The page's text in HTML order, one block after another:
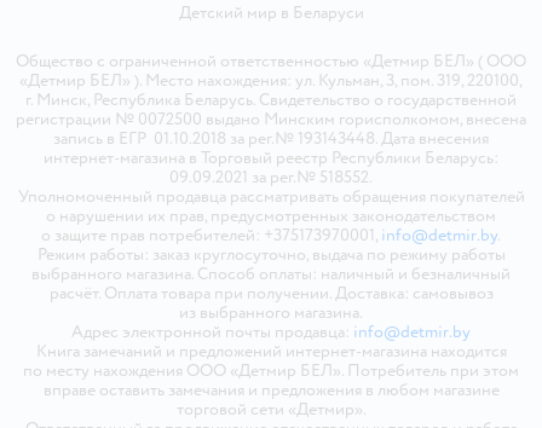
Детский мир в Беларуси
Общество с ограниченной ответственностью «Детмир БЕЛ» ( ООО
«Детмир БЕЛ» ). Место нахождения: ул. Кульман, 3, пом. 319, 220100,
г. Минск, Республика Беларусь. Свидетельство о государственной
регистрации № 0072500 выдано Минским горисполкомом, внесена
запись в ЕГР 01.10.2018 за рег.№ 193143448. Дата внесения
интернет-магазина в Торговый реестр Республики Беларусь:
09.09.2021 за рег.№ 518552.
Уполномоченный продавца рассматривать обращения покупателей
о нарушении их прав, предусмотренных законодательством
о защите прав потребителей: +375173970001, info@detmir.by.
Режим работы: заказ круглосуточно, выдача по режиму работы
выбранного магазина. Способ оплаты: наличный и безналичный
расчёт. Оплата товара при получении. Доставка: самовывоз
из выбранного магазина.
Адрес электронной почты продавца: info@detmir.by
Книга замечаний и предложений интернет-магазина находится
по месту нахождения ООО «Детмир БЕЛ». Потребитель при этом
вправе оставить замечания и предложения в любом магазине
торговой сети «Детмир».